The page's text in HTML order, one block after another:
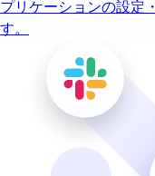
プリケーションの設定
す。